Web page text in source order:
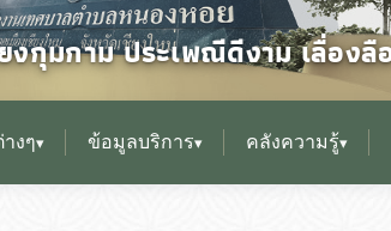
งกุมกาม ประเพณีดีงาม เลื่อง
งๆ▾ ข้อมูลบริการ▾ คลังความรู้▾